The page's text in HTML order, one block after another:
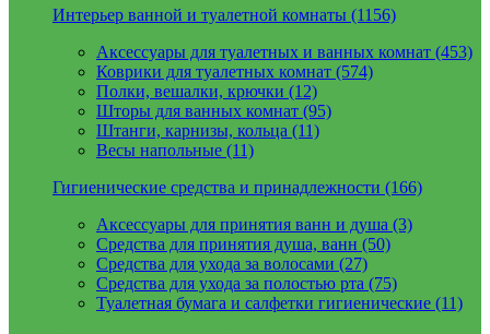
Интерьер ванной и туалетной комнаты (1156)
Аксессуары для туалетных и ванных комнат (453)
Коврики для туалетных комнат (574)
Полки, вешалки, крючки (12)
Шторы для ванных комнат (95)
Штанги, карнизы, кольца (11)
Весы напольные (11)
Гигиенические средства и принадлежности (166)
Аксессуары для принятия ванн и душа (3)
Средства для принятия душа, ванн (50)
Средства для ухода за волосами (27)
Средства для ухода за полостью рта (75)
Туалетная бумага и салфетки гигиенические (11)